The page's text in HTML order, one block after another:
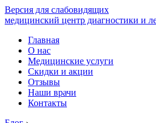
Версия для слабовидящих
медицинский центр диагностики и
Главная
О нас
Медицинские услуги
Скидки и акции
Отзывы
Наши врачи
Контакты